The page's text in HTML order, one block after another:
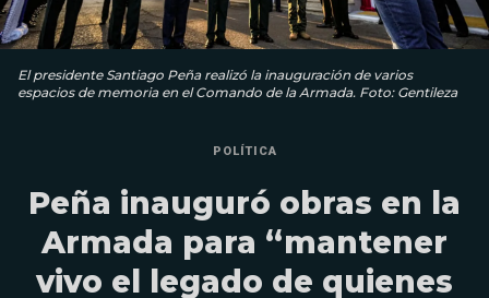
El presidente Santiago Peña realizó la inauguración de varios
espacios de memoria en el Comando de la Armada. Foto: Gentileza
POLÍTICA
Peña inauguró obras en la
Armada para “mantener
vivo el legado de quienes